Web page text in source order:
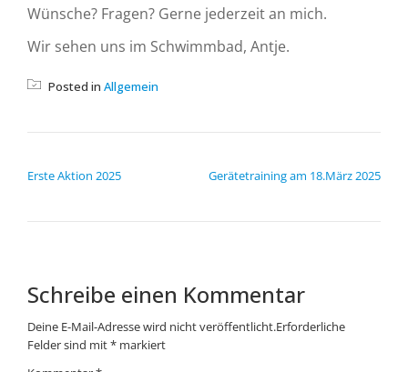
Wünsche? Fragen? Gerne jederzeit an mich.
Wir sehen uns im Schwimmbad, Antje.
Posted in Allgemein
Erste Aktion 2025 Gerätetraining am 18.März 2025
Schreibe einen Kommentar
Deine E-Mail-Adresse wird nicht veröffentlicht.Erforderliche
Felder sind mit* markiert